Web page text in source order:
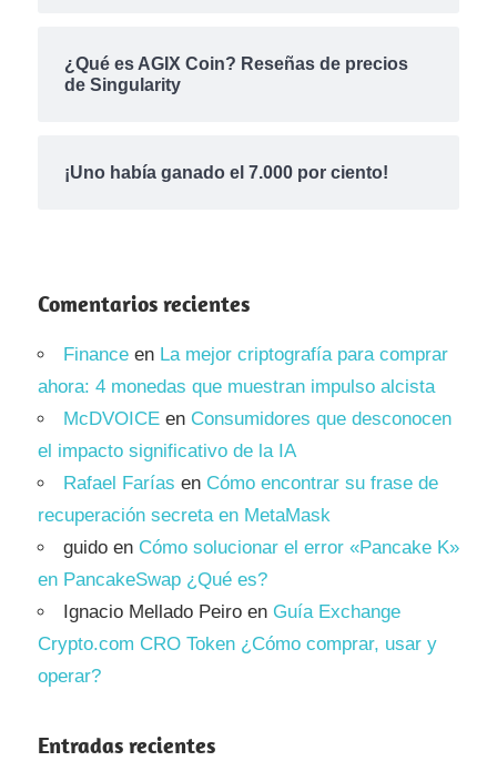
¿Qué es AGIX Coin? Reseñas de precios
de Singularity
¡Uno había ganado el 7.000 por ciento!
Comentarios recientes
Finance en La mejor criptografía para comprar
ahora: 4 monedas que muestran impulso alcista
McDVOICE en Consumidores que desconocen
el impacto significativo de la IA
Rafael Farías en Cómo encontrar su frase de
recuperación secreta en MetaMask
guido en Cómo solucionar el error «Pancake K»
en PancakeSwap ¿Qué es?
Ignacio Mellado Peiro en Guía Exchange
Crypto.com CRO Token ¿Cómo comprar, usar y
operar?
Entradas recientes